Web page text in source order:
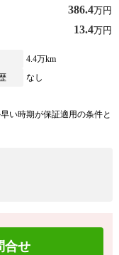
386.4万円
13.4万円
4.4万km
なし
い時期が保証適用の条件と
合せ